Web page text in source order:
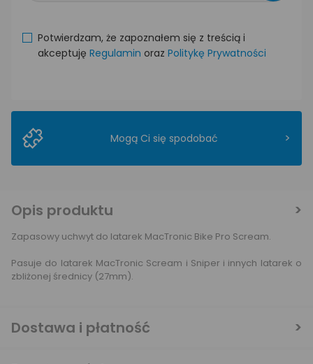
Potwierdzam, że zapoznałem się z treścią i
akceptuję Regulamin oraz Politykę Prywatności
Mogą Ci się spodobać >
Opis produktu
Zapasowy uchwyt do latarek MacTronic Bike Pro Scream.
Pasuje do latarek MacTronic Scream i Sniper i innych latarek o
zbliżonej średnicy (27mm).
Dostawa i płatność